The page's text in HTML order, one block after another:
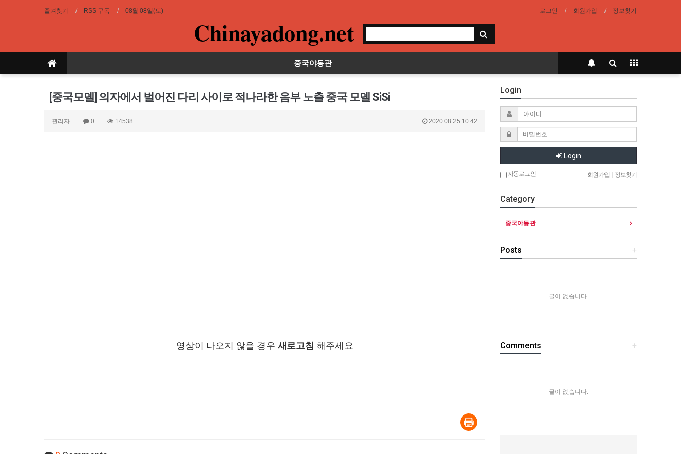
즐겨찾기 RSS 구독 08월 08일(토) 로그인 회원가입 정보찾기
Chinayadong.net
중국야동관
[중국모델] 의자에서 벌어진 다리 사이로 적나라한 음부 노출 중국 모델 SiSi
관리자 0 14538 2020.08.25 10:42
영상이 나오지 않을 경우 새로고침 해주세요
Login
Login
자동로그인 회원가입 정보찾기
Category
중국야동관
+
Posts
글이 없습니다.
+
Comments
글이 없습니다.